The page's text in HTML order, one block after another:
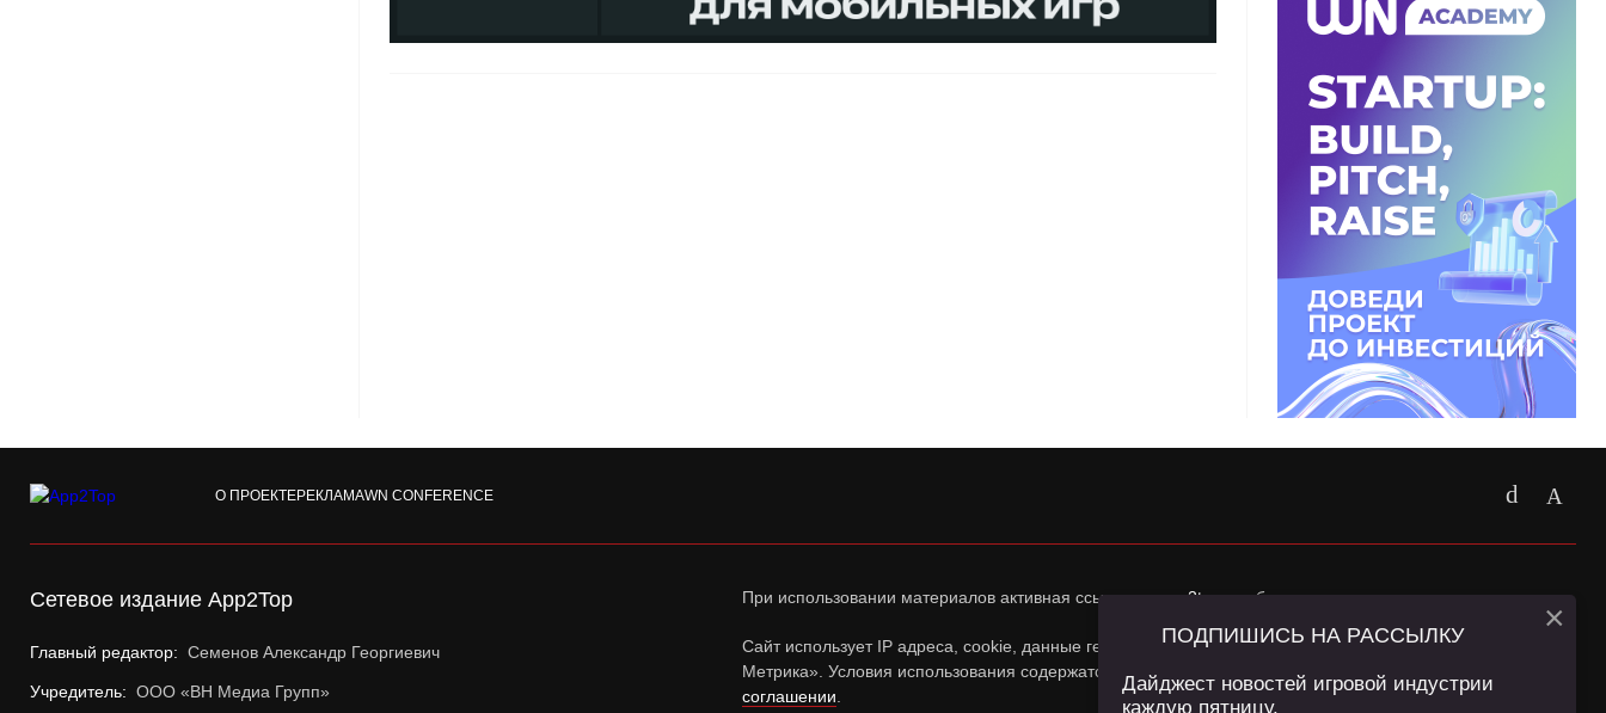
О ПРОЕКТЕРЕКЛАМАWN CONFERENCE
Сетевое издание App2Top
Главный редактор: Семенов Александр Георгиевич
Учредитель: ООО «ВН Медиа Групп»
При использовании материалов активная ссылка наapp2top.ruобязательна.
Сайт использует IP адреса, cookie, данные геолокации Пользователей сайта и сервис «Яндекс
Метрика». Условия использования содержатся в
Политике конфиденциальностии
соглашении
ПОДПИШИСЬ НА РАССЫЛКУ
Дайджест новостей игровой индустрии
каждую пятницу.
×